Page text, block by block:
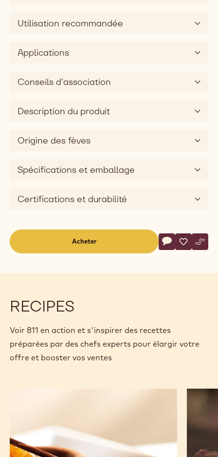
fatty,
Saveurs
Primaires
Dimension
silky
Utilisation recommandée
Applications
Conseils d'association
Description du produit
Origine des fèves
Spécifications et emballage
Certifications et durabilité
Acheter
Actions
Écrire un
- 811- 811- 811
RECIPES
Voir 811 en action et s'inspirer des recettes
préparées par des chefs experts pour élargir votre
offre et booster vos ventes
Quetzal